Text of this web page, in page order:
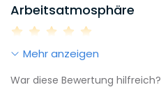
Arbeitsatmosphäre
Mehr anzeigen
War diese Bewertung hilfreich?